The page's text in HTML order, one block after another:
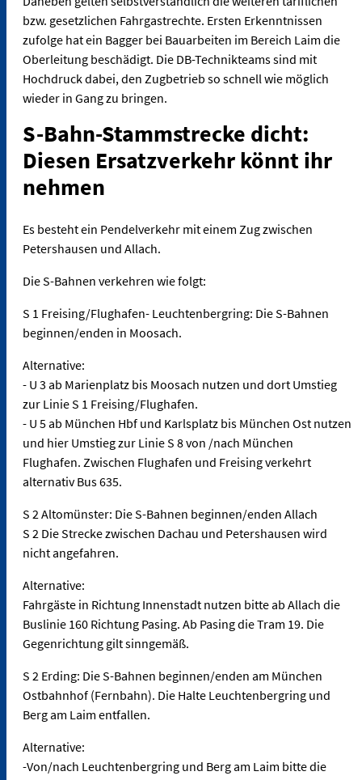
bzw. gesetzlichen Fahrgastrechte. Ersten Erkenntnissen
zufolge hat ein Bagger bei Bauarbeiten im Bereich Laim die
Oberleitung beschädigt. Die DB-Technikteams sind mit
Hochdruck dabei, den Zugbetrieb so schnell wie möglich
wieder in Gang zu bringen.
S-Bahn-Stammstrecke dicht:
Diesen Ersatzverkehr könnt ihr
nehmen
Es besteht ein Pendelverkehr mit einem Zug zwischen
Petershausen und Allach.
Die S-Bahnen verkehren wie folgt:
S 1 Freising/Flughafen- Leuchtenbergring: Die S-Bahnen
beginnen/enden in Moosach.
Alternative:
- U 3 ab Marienplatz bis Moosach nutzen und dort Umstieg
zur Linie S 1 Freising/Flughafen.
- U 5 ab München Hbf und Karlsplatz bis München Ost nutzen
und hier Umstieg zur Linie S 8 von /nach München
Flughafen. Zwischen Flughafen und Freising verkehrt
alternativ Bus 635.
S 2 Altomünster: Die S-Bahnen beginnen/enden Allach
S 2 Die Strecke zwischen Dachau und Petershausen wird
nicht angefahren.
Alternative:
Fahrgäste in Richtung Innenstadt nutzen bitte ab Allach die
Buslinie 160 Richtung Pasing. Ab Pasing die Tram 19. Die
Gegenrichtung gilt sinngemäß.
S 2 Erding: Die S-Bahnen beginnen/enden am München
Ostbahnhof (Fernbahn). Die Halte Leuchtenbergring und
Berg am Laim entfallen.
Alternative:
-Von/nach Leuchtenbergring und Berg am Laim bitte die